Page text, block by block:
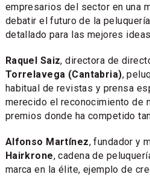
empresarios del sector en una
debatir el futuro de la
detallado para las mejores
Raquel Saiz, directora de
Torrelavega (Cantabria),
habitual de revistas y prensa
merecido el reconocimiento de
premios donde ha competido
Alfonso Martínez, fundador y
Hairkrone, cadena de
marca en la élite, ejemplo de